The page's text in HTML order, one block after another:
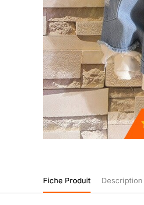
Fiche Produit Description